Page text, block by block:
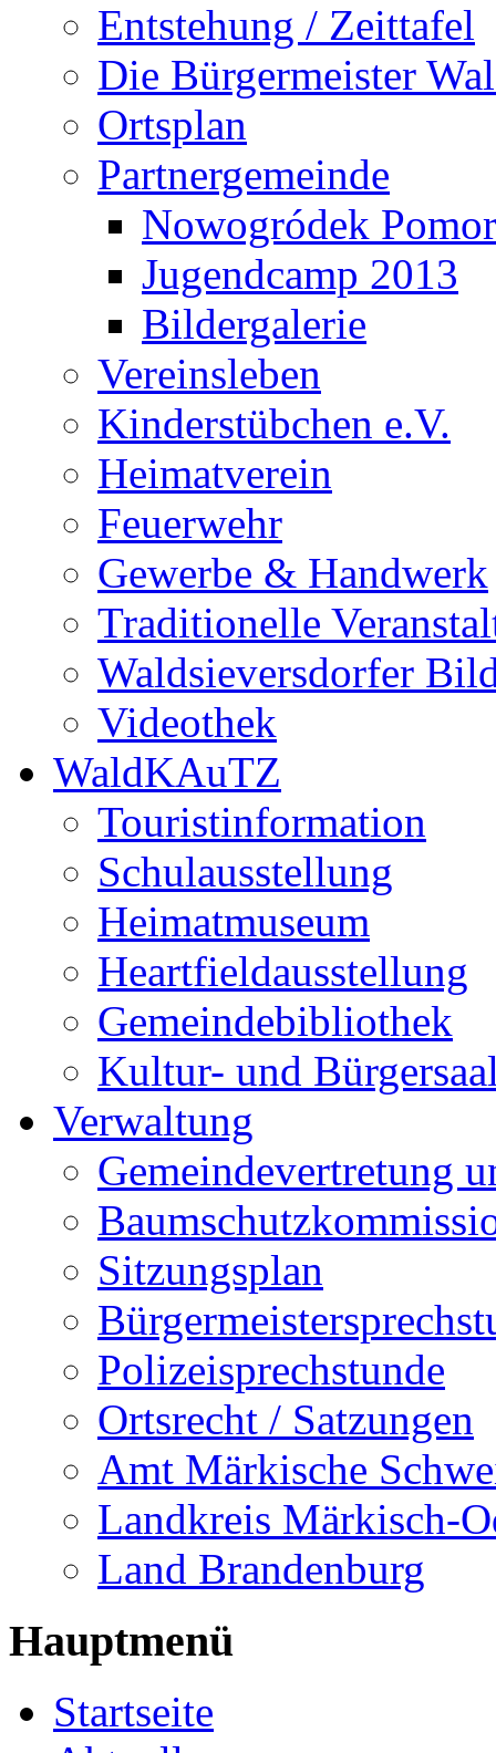
Entstehung / Zeittafel
Die Bürgermeister
Ortsplan
Partnergemeinde
Nowogródek
Jugendcamp 2013
Bildergalerie
Vereinsleben
Kinderstübchen e.V.
Heimatverein
Feuerwehr
Gewerbe & Handwerk
Traditionelle
Waldsieversdorfer
Videothek
WaldKAuTZ
Touristinformation
Schulausstellung
Heimatmuseum
Heartfieldausstellung
Gemeindebibliothek
Kultur- und
Verwaltung
Gemeindevertretung
Sitzungsplan
Polizeisprechstunde
Ortsrecht / Satzungen
Amt Märkische
Landkreis Märkisch-
Land Brandenburg
Hauptmenü
Startseite